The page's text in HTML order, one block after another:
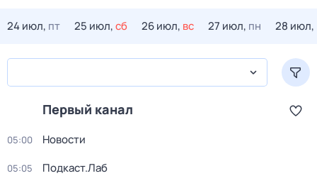
24 июл, пт 25 июл,сб 26 июл, вс 27 июл, пн 28 июл,
Первый канал
05:00 Новости
05:05 Подкаст.Лаб